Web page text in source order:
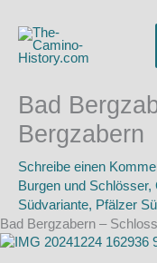
Inhalt
springen
Bad
Bergzabern
Schreibe einen
Burgen und Schlösser,
Südvariante, Pfälzer
Bad Bergzabern –